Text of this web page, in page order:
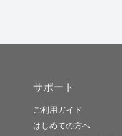
サポート
ご利用ガイド
はじめての方へ